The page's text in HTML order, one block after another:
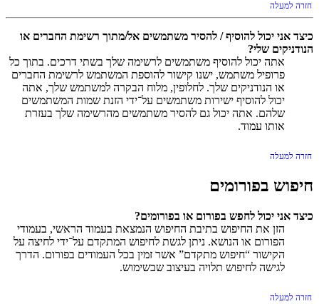
חזרה למעלה
כיצד אני יכול להוסיף / להסיר משתמשים אל/מתוך רשימת החברים או
הנודניקים שלי?
אתה יכול להוסיף משתמשים לרשימה שלך בשתי דרכים. בתוך כל
פרופיל משתמש, ישנו קישור להוספת המשתמש לרשימת החברים
או הנודניקים שלך. לחלופין, מלוח הבקרה למשתמש שלך, אתה
יכול להוסיף ישירות משתמשים על־ידי הזנת שמות המשתמשים
שלהם. אתה יכול גם להסיר משתמשים מהרשימה שלך בעזרת
אותו עמוד.
חזרה למעלה
חיפוש בפורומים
כיצד אני יכול לחפש בפורום או בפורומים?
הזן את החיפוש בתיבת החיפוש הנמצאת בעמוד הראשי, בעמודי
הפורום או הנושא. ניתן לגשת לחיפוש המתקדם על־ידי לחיצה על
הקישור “חיפוש מתקדם” אשר זמין בכל העמודים בפורום. הדרך
לגישה לחיפוש תלויה בעיצוב שבשימוש.
חזרה למעלה